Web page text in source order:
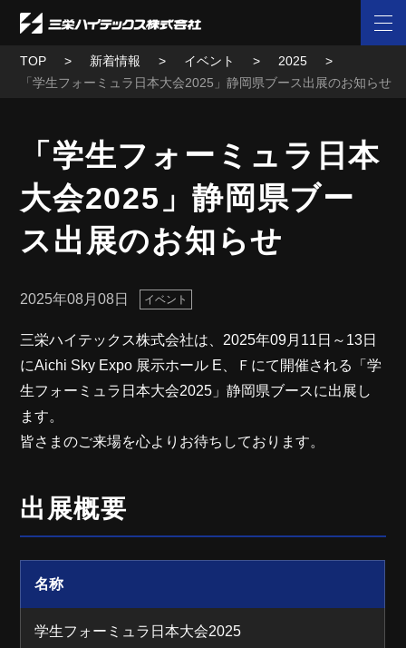
TOP 新着情報 イベント
2025
「学生フォーミュラ日本大会2025」静岡県ブース出展のお知らせ
「学生フォーミュラ日本
大会2025」静岡県ブー
ス出展のお知らせ
2025年08月08日 イベント
三栄ハイテックス株式会社は、2025年09月11日～13日
にAichi Sky Expo 展示ホール E、Ｆにて開催される「学
生フォーミュラ日本大会2025」静岡県ブースに出展し
ます。
皆さまのご来場を心よりお待ちしております。
出展概要
名称
学生フォーミュラ日本大会2025